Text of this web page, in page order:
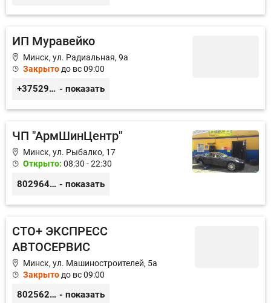
ИП Муравейко
Минск, ул. Радиальная, 9а
Закрыто до вс 09:00
+375291708859 - показать
ЧП "АрмШинЦентр"
Минск, ул. Рыбалко, 17
Открыто: 08:30 - 22:30
80296418008 - показать
СТО+ ЭКСПРЕСС
АВТОСЕРВИС
Минск, ул. Машиностроителей, 5а
Закрыто до вс 09:00
80256221910 - показать